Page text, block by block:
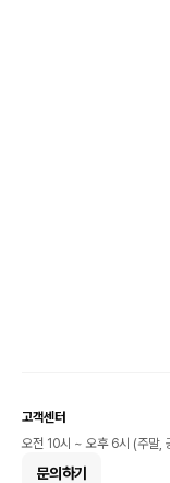
고객센터
오전 10시 ~ 오후 6시 (주말,
문의하기